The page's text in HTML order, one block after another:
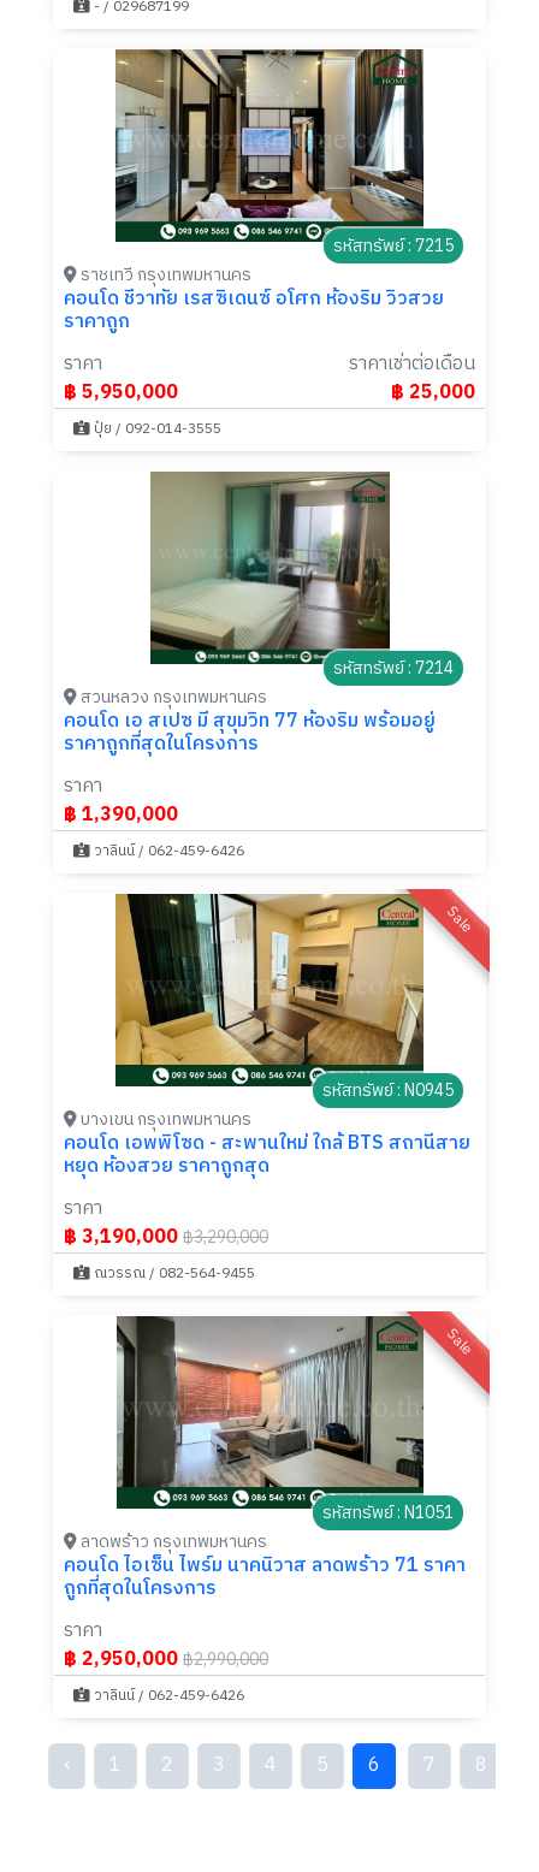
- / 029687199
รหัสทรัพย์ : 7215
ราชเทวี กรุงเทพมหานคร
คอนโด ชีวาทัย เรสซิเดนซ์ อโศก ห้องริม วิวสวย
ราคาถูก
ราคา
฿ 5,950,000
ราคาเช่าต่อเดือน
฿ 25,000
ปุ๋ย / 092-014-3555
รหัสทรัพย์ : 7214
สวนหลวง กรุงเทพมหานคร
คอนโด เอ สเปซ มี สุขุมวิท 77 ห้องริม พร้อมอยู่
ราคาถูกที่สุดในโครงการ
ราคา
฿ 1,390,000
วาลินน์ / 062-459-6426
Sale
รหัสทรัพย์ : N0945
บางเขน กรุงเทพมหานคร
คอนโด เอพพิโซด - สะพานใหม่ ใกล้ BTS สถานีสาย
หยุด ห้องสวย ราคาถูกสุด
ราคา
฿ 3,190,000฿3,290,000
ณวรรณ / 082-564-9455
Sale
รหัสทรัพย์ : N1051
ลาดพร้าว กรุงเทพมหานคร
คอนโด ไอเซ็น ไพร์ม นาคนิวาส ลาดพร้าว 71 ราคา
ถูกที่สุดในโครงการ
ราคา
฿ 2,950,000฿2,990,000
วาลินน์ / 062-459-6426
‹ 1 2 3 4 5 6 7 8